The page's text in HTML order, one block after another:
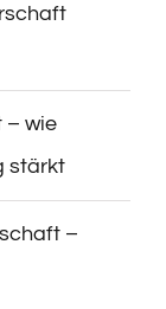
– wie
stärkt
–